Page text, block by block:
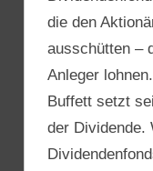
die den
ausschütten –
Anleger
Buffett setzt
der Dividende.